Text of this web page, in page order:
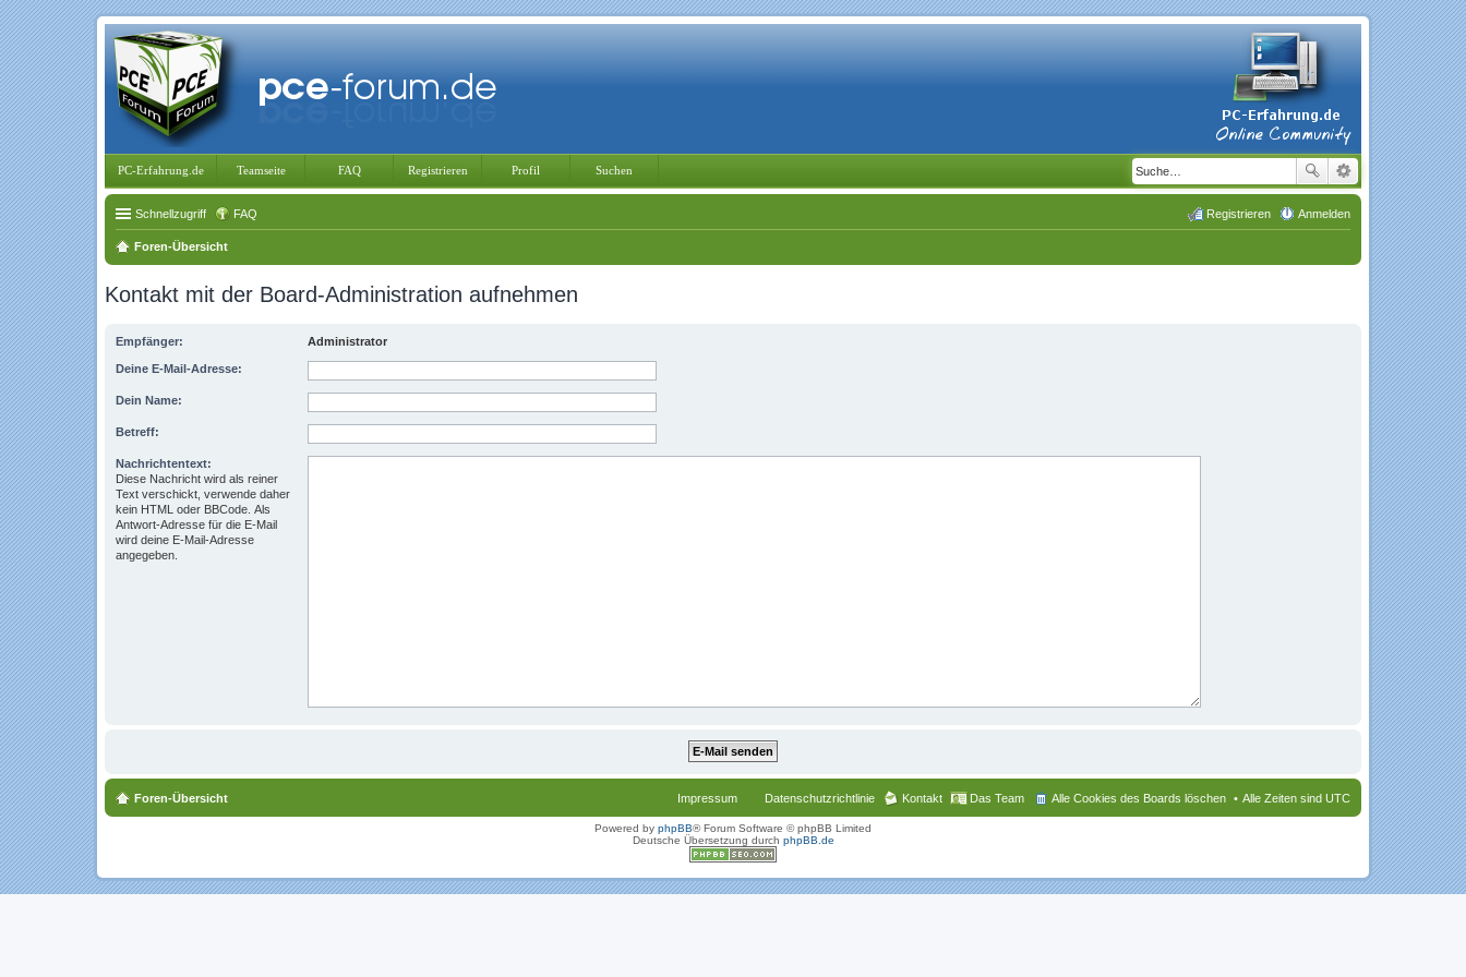
PC-Erfahrung.de Teamseite FAQ Registrieren Profil Suchen
Schnellzugriff FAQ Anmelden
Registrieren
Foren-Übersicht
Kontakt mit der Board-Administration aufnehmen
Empfänger: Administrator
Deine E-Mail-Adresse:
Dein Name:
Betreff:
Nachrichtentext:
Diese Nachricht wird als reiner
Text verschickt, verwende daher
kein HTML oder BBCode. Als
Antwort-Adresse für die E-Mail
wird deine E-Mail-Adresse
angegeben.
Foren-Übersicht Alle Zeiten sind UTC
Alle Cookies des Boards löschen
Das Team
Kontakt
Datenschutzrichtlinie
Impressum
Powered by phpBB® Forum Software © phpBB Limited
Deutsche Übersetzung durch phpBB.de